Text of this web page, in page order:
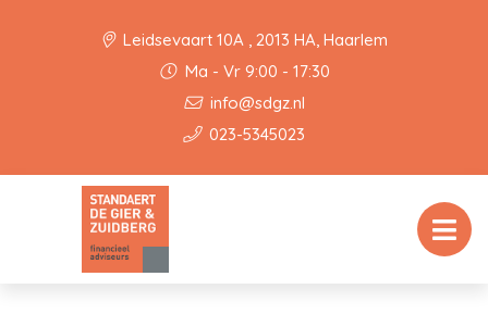
Leidsevaart 10A , 2013 HA, Haarlem
Ma - Vr 9:00 - 17:30
info@sdgz.nl
023-5345023